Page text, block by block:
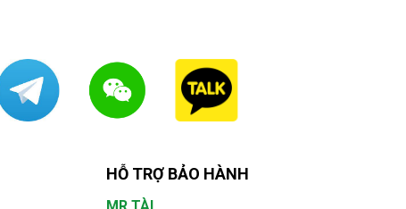
HỖ TRỢ BẢO HÀNH